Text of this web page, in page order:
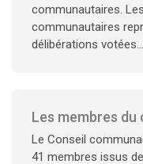
communautaires.
communautaires
délibérations votées....
Les membres
Le Conseil
41 membres issus